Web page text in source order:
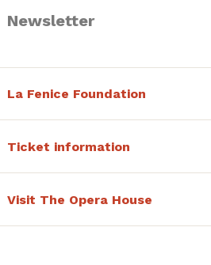
Newsletter
La Fenice Foundation
Ticket information
Visit The Opera House